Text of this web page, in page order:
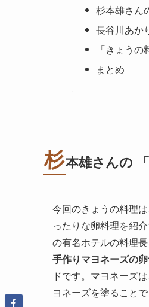
杉本雄さん
長谷川あか
「きょう
まとめ
杉本雄さんの 「
今回のきょうの料理
ったりな卵料理を紹
の有名ホテルの料理
手作りマヨネーズの
ドです。マヨネーズ
ヨネーズを塗ること